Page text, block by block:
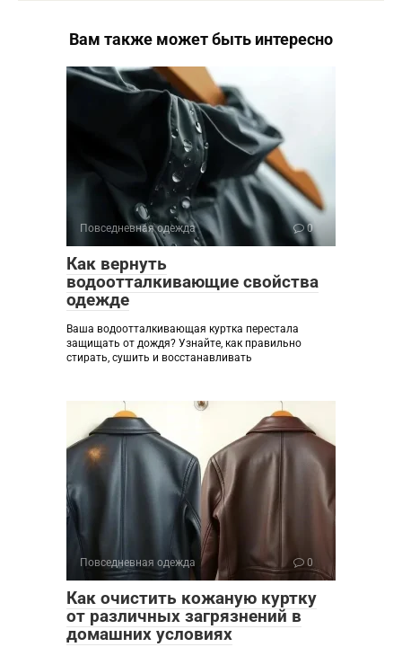
Вам также может быть интересно
Повседневная одежда 0
Как вернуть
водоотталкивающие свойства
одежде
Ваша водоотталкивающая куртка перестала
защищать от дождя? Узнайте, как правильно
стирать, сушить и восстанавливать
Повседневная одежда 0
Как очистить кожаную куртку
от различных загрязнений в
домашних условиях